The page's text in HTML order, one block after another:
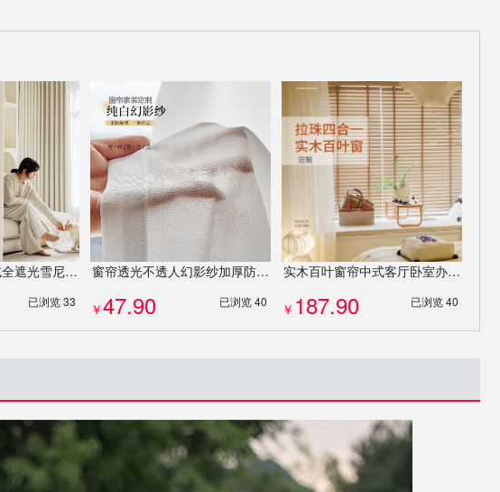
窗帘家装奶油丝绒全遮光雪尼尔窗帘法式轻奢加厚卧室客厅飘窗成品帘定制
已浏览 33
窗帘透光不透人幻影纱加厚防刮客厅阳台卧室白纱帘定制
￥47.90 已浏览 40
实木百叶窗帘中式客厅卧室办公室遮阳书房简约电动百叶窗木百叶定制
￥ 187.90 已浏览 40